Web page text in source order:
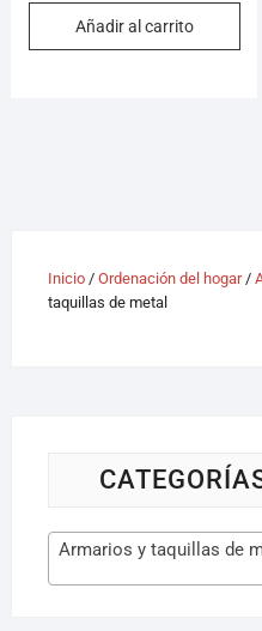
Añadir al carrito
Inicio/ Ordenación del hogar/
taquillas de metal
Armarios y taquillas de